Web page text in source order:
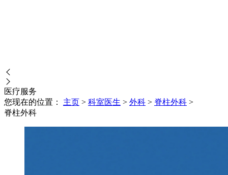
医疗服务
您现在的位置：
主页 > 科室医生 > 外科 > 脊柱外科 >
脊柱外科